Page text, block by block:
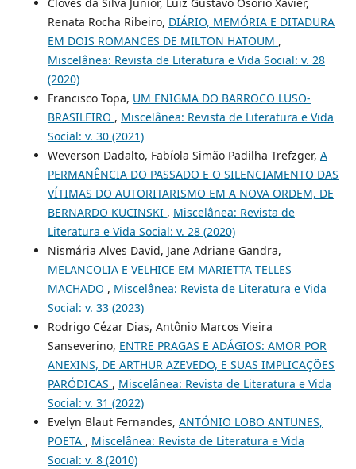
Renata Rocha Ribeiro, DIÁRIO, MEMÓRIA E DITADURA
EM DOIS ROMANCES DE MILTON HATOUM ,
Miscelânea: Revista de Literatura e Vida Social: v. 28
(2020)
Francisco Topa, UM ENIGMA DO BARROCO LUSO-
BRASILEIRO , Miscelânea: Revista de Literatura e Vida
Social: v. 30 (2021)
Weverson Dadalto, Fabíola Simão Padilha Trefzger, A
PERMANÊNCIA DO PASSADO E O SILENCIAMENTO DAS
VÍTIMAS DO AUTORITARISMO EM A NOVA ORDEM, DE
BERNARDO KUCINSKI , Miscelânea: Revista de
Literatura e Vida Social: v. 28 (2020)
Nismária Alves David, Jane Adriane Gandra,
MELANCOLIA E VELHICE EM MARIETTA TELLES
MACHADO , Miscelânea: Revista de Literatura e Vida
Social: v. 33 (2023)
Rodrigo Cézar Dias, Antônio Marcos Vieira
Sanseverino, ENTRE PRAGAS E ADÁGIOS: AMOR POR
ANEXINS, DE ARTHUR AZEVEDO, E SUAS IMPLICAÇÕES
PARÓDICAS , Miscelânea: Revista de Literatura e Vida
Social: v. 31 (2022)
Evelyn Blaut Fernandes, ANTÓNIO LOBO ANTUNES,
POETA , Miscelânea: Revista de Literatura e Vida
Social: v. 8 (2010)